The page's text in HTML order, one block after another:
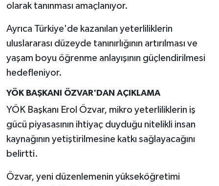
olarak tanınması amaçlanıyor.
Ayrıca Türkiye'de kazanılan yeterliliklerin
uluslararası düzeyde tanınırlığının artırılması ve
yaşam boyu öğrenme anlayışının güçlendirilmesi
hedefleniyor.
YÖK BAŞKANI ÖZVAR'DAN AÇIKLAMA
YÖK Başkanı Erol Özvar, mikro yeterliliklerin iş
gücü piyasasının ihtiyaç duyduğu nitelikli insan
kaynağının yetiştirilmesine katkı sağlayacağını
belirtti.
Özvar, yeni düzenlemenin yükseköğretimi